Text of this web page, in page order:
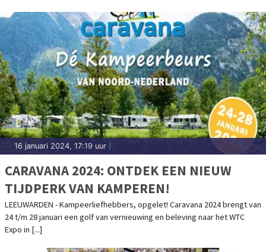
16 januari 2024, 17:19 uur
CARAVANA 2024: ONTDEK EEN NIEUW
TIJDPERK VAN KAMPEREN!
LEEUWARDEN - Kampeerliefhebbers, opgelet! Caravana 2024 brengt van
24 t/m 28 januari een golf van vernieuwing en beleving naar het WTC
Expo in [...]